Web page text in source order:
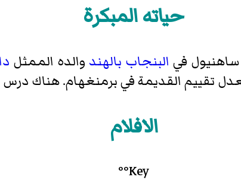
حياته المبكرة
ساهنيول في البنجاب بالهند والده الممثل
تقييم القديمة في برمنغهام. هناك درس
الافلام
Key°°